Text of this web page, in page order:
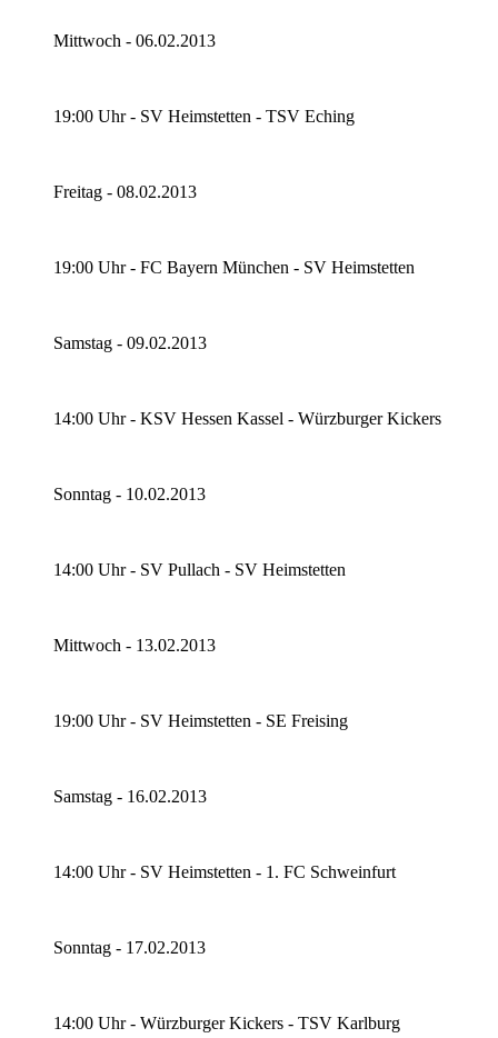
Mittwoch - 06.02.2013
19:00 Uhr - SV Heimstetten - TSV Eching
Freitag - 08.02.2013
19:00 Uhr - FC Bayern München - SV Heimstetten
Samstag - 09.02.2013
14:00 Uhr - KSV Hessen Kassel - Würzburger Kickers
Sonntag - 10.02.2013
14:00 Uhr - SV Pullach - SV Heimstetten
Mittwoch - 13.02.2013
19:00 Uhr - SV Heimstetten - SE Freising
Samstag - 16.02.2013
14:00 Uhr - SV Heimstetten - 1. FC Schweinfurt
Sonntag - 17.02.2013
14:00 Uhr - Würzburger Kickers - TSV Karlburg